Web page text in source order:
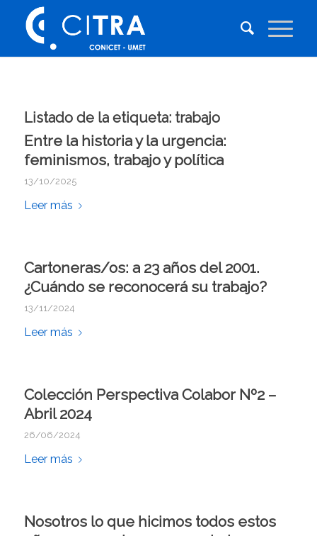
Listado de la etiqueta: trabajo
Entre la historia y la urgencia:
feminismos, trabajo y política
13/10/2025
Leer más
Cartoneras/os: a 23 años del 2001.
¿Cuándo se reconocerá su trabajo?
13/11/2024
Leer más
Colección Perspectiva Colabor Nº2 –
Abril 2024
26/06/2024
Leer más
Nosotros lo que hicimos todos estos